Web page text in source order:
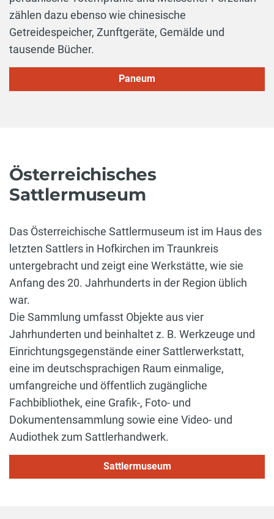
zählen dazu ebenso wie chinesische
Getreidespeicher, Zunftgeräte, Gemälde und
tausende Bücher.
Paneum
Österreichisches
Sattlermuseum
Das Österreichische Sattlermuseum ist im Haus des
letzten Sattlers in Hofkirchen im Traunkreis
untergebracht und zeigt eine Werkstätte, wie sie
Anfang des 20. Jahrhunderts in der Region üblich
war.
Die Sammlung umfasst Objekte aus vier
Jahrhunderten und beinhaltet z. B. Werkzeuge und
Einrichtungsgegenstände einer Sattlerwerkstatt,
eine im deutschsprachigen Raum einmalige,
umfangreiche und öffentlich zugängliche
Fachbibliothek, eine Grafik-, Foto- und
Dokumentensammlung sowie eine Video- und
Audiothek zum Sattlerhandwerk.
Sattlermuseum